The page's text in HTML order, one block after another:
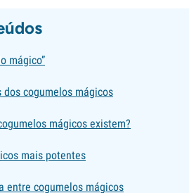
mágico”
cogumelos mágicos
mágicos existem?
mais potentes
entre cogumelos mágicos